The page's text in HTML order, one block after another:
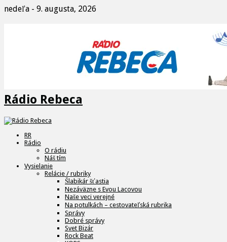
nedeľa - 9. augusta, 2026
Rádio Rebeca
RR
Rádio
O rádiu
Náš tím
Vysielanie
Relácie / rubriky
Šlabikár šťastia
Nezáväzne s Evou Lacovou
Naše veci verejné
Na potulkách – cestovateľská rubrika
Správy
Dobré správy
Svet Bizár
Rock Beat